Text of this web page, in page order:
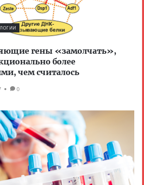
гены «замолчать»,
более
чем считалось
0